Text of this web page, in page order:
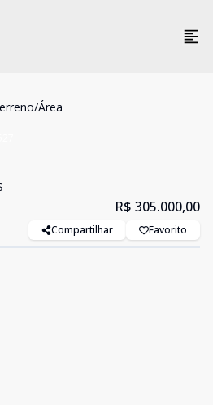
Área
R$ 305.000,00
Compartilhar Favorito